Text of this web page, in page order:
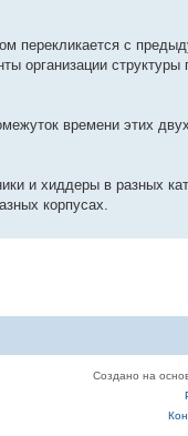
перекликается с
организации
времени этих
и хиддеры в разных
корпусах.
Создано на